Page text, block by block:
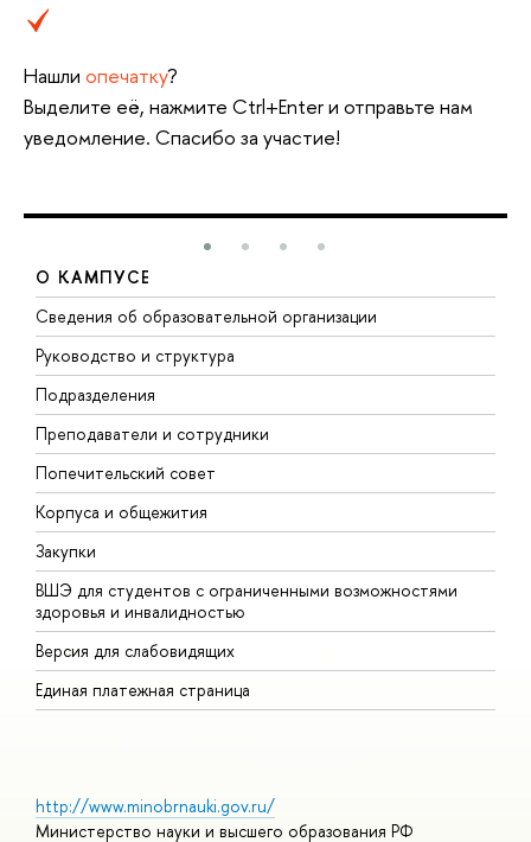
Нашли опечатку?
Выделите её, нажмите Ctrl+Enter и отправьте нам
уведомление. Спасибо за участие!
О КАМПУСЕ
Сведения об образовательной организации
Руководство и структура
Подразделения
Преподаватели и сотрудники
Попечительский совет
Корпуса и общежития
Закупки
ВШЭ для студентов с ограниченными возможностями
здоровья и инвалидностью
Версия для слабовидящих
Единая платежная страница
http://www.minobrnauki.gov.ru/
Министерство науки и высшего образования РФ